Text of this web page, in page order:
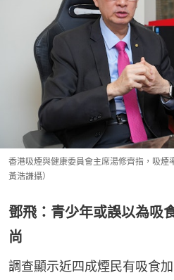
香港吸煙與健康委員會主席湯修齊指，吸
黃浩謙攝）
鄧飛：青少年或誤以為吸
尚
調查顯示近四成煙民有吸食